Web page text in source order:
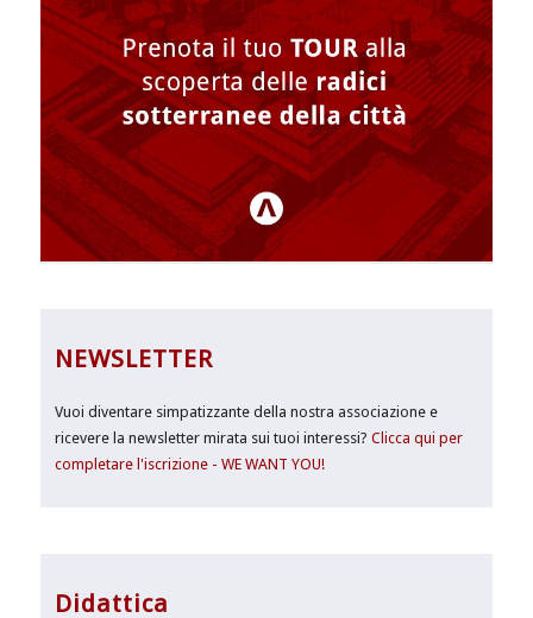
NEWSLETTER
Vuoi diventare simpatizzante della nostra associazione e
ricevere la newsletter mirata sui tuoi interessi?Clicca qui per
completare l'iscrizione - WE WANT YOU!
Didattica